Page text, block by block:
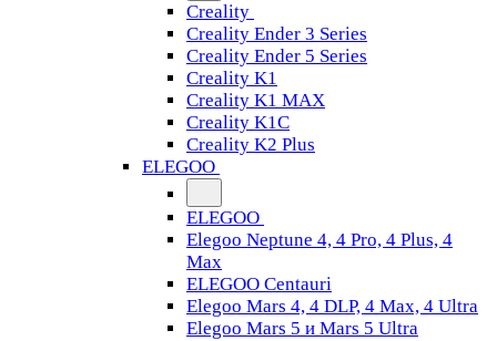
Creality
Creality Ender 3 Series
Creality Ender 5 Series
Creality K1
Creality K1 MAX
Creality K1C
Creality K2 Plus
ELEGOO
ELEGOO
Elegoo Neptune 4, 4 Pro, 4 Plus, 4
Max
ELEGOO Centauri
Elegoo Mars 4, 4 DLP, 4 Max, 4 Ultra
Elegoo Mars 5 и Mars 5 Ultra